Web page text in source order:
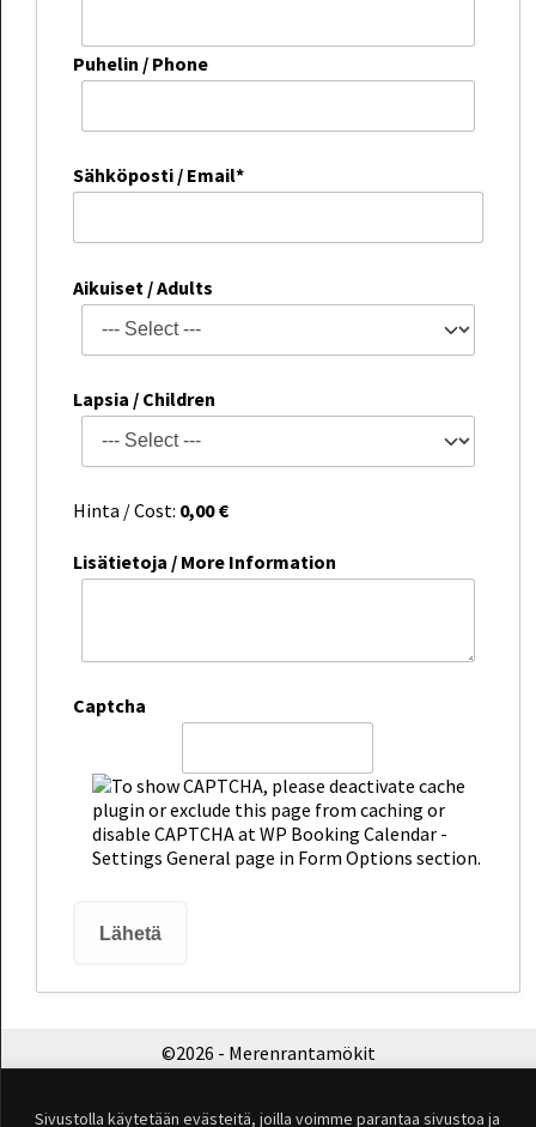
Sivustolla käytetään evästeitä, joilla voimme parantaa sivustoa ja
Puhelin / Phone
Sähköposti / Email*
Aikuiset / Adults
Lapsia / Children
Hinta / Cost: 0,00€
Lisätietoja / More Information
Captcha
©2026 - Merenrantamökit